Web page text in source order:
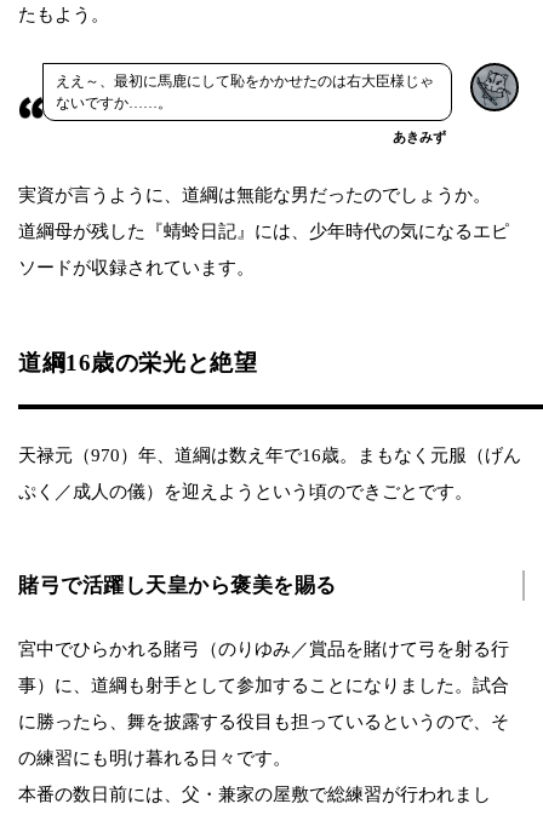
たもよう。
ええ～、最初に馬鹿にして恥をかかせたのは右大臣様じゃ
ないですか……。
あきみず
実資が言うように、道綱は無能な男だったのでしょうか。
道綱母が残した『蜻蛉日記』には、少年時代の気になるエピ
ソードが収録されています。
道綱16歳の栄光と絶望
天禄元（970）年、道綱は数え年で16歳。まもなく元服（げん
ぷく／成人の儀）を迎えようという頃のできごとです。
賭弓で活躍し天皇から褒美を賜る
宮中でひらかれる賭弓（のりゆみ／賞品を賭けて弓を射る行
事）に、道綱も射手として参加することになりました。試合
に勝ったら、舞を披露する役目も担っているというので、そ
の練習にも明け暮れる日々です。
本番の数日前には、父・兼家の屋敷で総練習が行われまし